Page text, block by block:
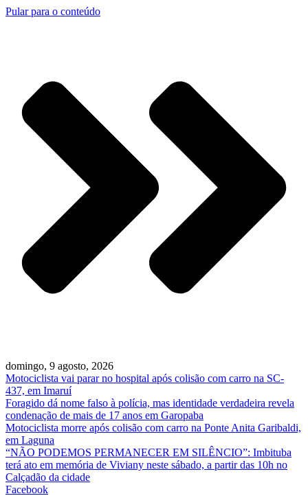
Pular para o conteúdo
domingo, 9 agosto, 2026
Motociclista vai parar no hospital após colisão com carro na SC-
437, em Imaruí
Foragido dá nome falso à polícia, mas identidade verdadeira revela
condenação de mais de 17 anos em Garopaba
Motociclista morre após colisão com carro na Ponte Anita Garibaldi,
em Laguna
“NÃO PODEMOS PERMANECER EM SILÊNCIO”: Imbituba
terá ato em memória de Viviany neste sábado, a partir das 10h no
Calçadão da cidade
Facebook